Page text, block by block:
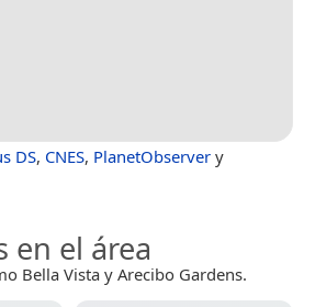
DS, CNES, PlanetObserver y
en el área
Bella Vista y Arecibo Gardens.